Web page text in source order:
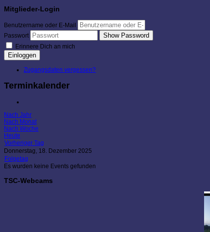
Mitglieder-Login
Benutzername oder E-Mail
Passwort
Show Password
Erinnere Dich an mich
Einloggen
Zugangsdaten vergessen?
Terminkalender
Nach Jahr
Nach Monat
Nach Woche
Heute
Vorheriger Tag
Donnerstag, 18. Dezember 2025
Folgetag
Es wurden keine Events gefunden
TSC-Webcams